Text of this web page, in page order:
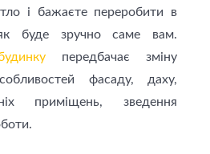
і бажаєте переробити в
буде зручно саме вам.
передбачає зміну
фасаду, даху,
приміщень, зведення